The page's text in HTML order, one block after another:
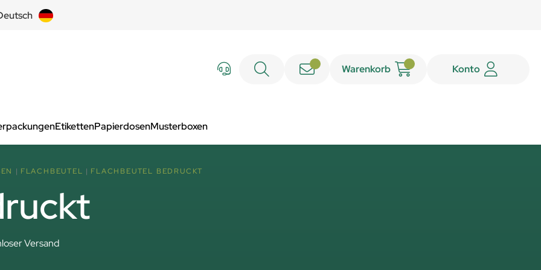
Warenkorb Konto
EtikettenPapierdosenMusterboxen
FLACHBEUTEL FLACHBEUTEL BEDRUCKT
Versand